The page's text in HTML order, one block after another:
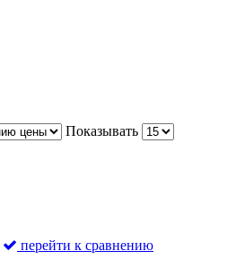
Показывать
перейти к сравнению